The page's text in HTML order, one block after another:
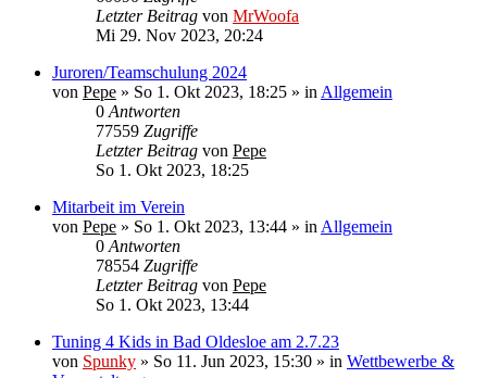
Letzter Beitrag von MrWoofa
Mi 29. Nov 2023, 20:24
Juroren/Teamschulung 2024
von Pepe » So 1. Okt 2023, 18:25 » in Allgemein
0 Antworten
77559 Zugriffe
Letzter Beitrag von Pepe
So 1. Okt 2023, 18:25
Mitarbeit im Verein
von Pepe » So 1. Okt 2023, 13:44 » in Allgemein
0 Antworten
78554 Zugriffe
Letzter Beitrag von Pepe
So 1. Okt 2023, 13:44
Tuning 4 Kids in Bad Oldesloe am 2.7.23
von Spunky » So 11. Jun 2023, 15:30 » in Wettbewerbe &